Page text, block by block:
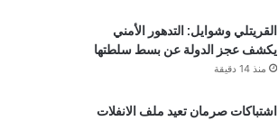
القريتلي وشوايل: التدهور الأمني
يكشف عجز الدولة عن بسط سلطتها
منذ 14 دقيقة
اشتباكات صرمان تعيد ملف الانفلات